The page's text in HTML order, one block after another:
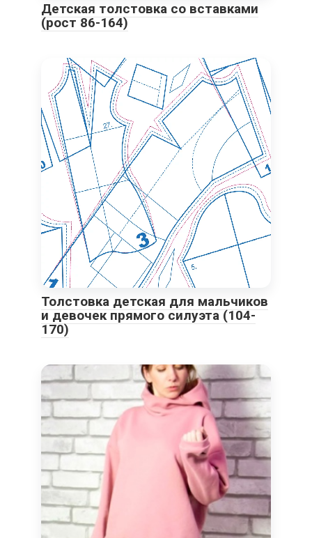
Детская толстовка со вставками
(рост 86-164)
Толстовка детская для мальчиков
и девочек прямого силуэта (104-
170)